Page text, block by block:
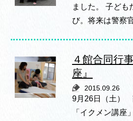
ました。 子ども
び。将来は警察
４館合同行
座』
2015.09.26
9月26日（土）
「イクメン講座